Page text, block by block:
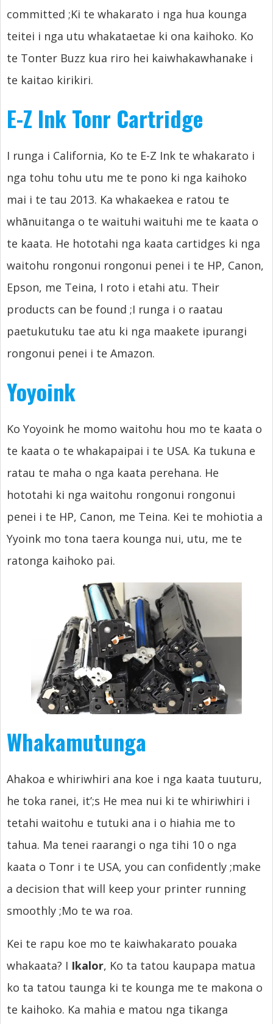
committed ;Ki te whakarato i nga hua kounga
teitei i nga utu whakataetae ki ona kaihoko. Ko
te Tonter Buzz kua riro hei kaiwhakawhanake i
te kaitao kirikiri.
E-Z Ink Tonr Cartridge
I runga i California, Ko te E-Z Ink te whakarato i
nga tohu tohu utu me te pono ki nga kaihoko
mai i te tau 2013. Ka whakaekea e ratou te
whānuitanga o te waituhi waituhi me te kaata o
te kaata. He hototahi nga kaata cartidges ki nga
waitohu rongonui rongonui penei i te HP, Canon,
Epson, me Teina, I roto i etahi atu. Their
products can be found ;I runga i o raatau
paetukutuku tae atu ki nga maakete ipurangi
rongonui penei i te Amazon.
Yoyoink
Ko Yoyoink he momo waitohu hou mo te kaata o
te kaata o te whakapaipai i te USA. Ka tukuna e
ratau te maha o nga kaata perehana. He
hototahi ki nga waitohu rongonui rongonui
penei i te HP, Canon, me Teina. Kei te mohiotia a
Yyoink mo tona taera kounga nui, utu, me te
ratonga kaihoko pai.
Whakamutunga
Ahakoa e whiriwhiri ana koe i nga kaata tuuturu,
he toka ranei, it’;s He mea nui ki te whiriwhiri i
tetahi waitohu e tutuki ana i o hiahia me to
tahua. Ma tenei raarangi o nga tihi 10 o nga
kaata o Tonr i te USA, you can confidently ;make
a decision that will keep your printer running
smoothly ;Mo te wa roa.
Kei te rapu koe mo te kaiwhakarato pouaka
whakaata? I Ikalor, Ko ta tatou kaupapa matua
ko ta tatou taunga ki te kounga me te makona o
te kaihoko. Ka mahia e matou nga tikanga